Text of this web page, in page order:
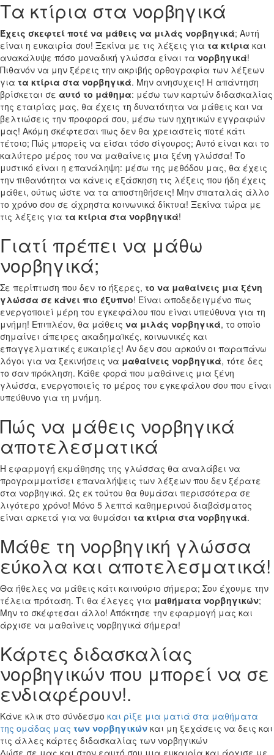
Τα κτίρια στα νορβηγικά
Έχεις σκεφτεί ποτέ να μάθεις να μιλάς νορβηγικά; Αυτή
είναι η ευκαιρία σου! Ξεκίνα με τις λέξεις για τα κτίρια και
ανακάλυψε πόσο μοναδική γλώσσα είναι τα νορβηγικά!
Πιθανόν να μην ξέρεις την ακριβής ορθογραφία των λέξεων
για τα κτίρια στα νορβηγικά. Μην ανησυχεις! Η απάντηση
βρίσκεται σε αυτό το μάθημα: μέσω των καρτών διδασκαλίας
της εταιρίας μας, θα έχεις τη δυνατότητα να μάθεις και να
βελτιώσεις την προφορά σου, μέσω των ηχητικών εγγραφών
μας! Ακόμη σκέφτεσαι πως δεν θα χρειαστείς ποτέ κάτι
τέτοιο; Πώς μπορείς να είσαι τόσο σίγουρος; Αυτό είναι και το
καλύτερο μέρος του να μαθαίνεις μια ξένη γλώσσα! Το
μυστικό είναι η επανάληψη: μέσω της μεθόδου μας, θα έχεις
την πιθανότητα να κάνεις εξάσκηση τις λέξεις που ήδη έχεις
μάθει, ούτως ώστε να τα αποστηθήσεις! Μην σπαταλάς άλλο
το χρόνο σου σε άχρηστα κοινωνικά δίκτυα! Ξεκίνα τώρα με
τις λέξεις για τα κτίρια στα νορβηγικά!
Γιατί πρέπει να μάθω
νορβηγικά;
Σε περίπτωση που δεν το ήξερες, το να μαθαίνεις μια ξένη
γλώσσα σε κάνει πιο έξυπνο! Είναι αποδεδειγμένο πως
ενεργοποιεί μέρη του εγκεφάλου που είναι υπεύθυνα για τη
μνήμη! Επιπλέον, θα μάθεις να μιλάς νορβηγικά, το οποίο
σημαίνει άπειρες ακαδημαϊκές, κοινωνικές και
επαγγελματικές ευκαιρίες! Αν δεν σου αρκούν οι παραπάνω
λόγοι για να ξεκινήσεις να μαθαίνεις νορβηγικά, τότε δες
το σαν πρόκληση. Κάθε φορά που μαθάινεις μια ξένη
γλώσσα, ενεργοποιείς το μέρος του εγκεφάλου σου που είναι
υπεύθυνο για τη μνήμη.
Πώς να μάθεις νορβηγικά
αποτελεσματικά
Η εφαρμογή εκμάθησης της γλώσσας θα αναλάβει να
προγραμματίσει επαναλήψεις των λέξεων που δεν ξέρατε
στα νορβηγικά. Ως εκ τούτου θα θυμάσαι περισσότερα σε
λιγότερο χρόνο! Μόνο 5 λεπτά καθημερινού διαβάσματος
είναι αρκετά για να θυμάσαι τα κτίρια στα νορβηγικά.
Μάθε τη νορβηγική γλώσσα
εύκολα και αποτελεσματικά!
Θα ήθελες να μάθεις κάτι καινούριο σήμερα; Σου έχουμε την
τέλεια πρόταση. Τι θα έλεγες για μαθήματα νορβηγικών;
Μην το σκέφτεσαι άλλο! Απόκτησε την εφαρμογή μας και
άρχισε να μαθαίνεις νορβηγικά σήμερα!
Κάρτες διδασκαλίας
νορβηγικών που μπορεί να σε
ενδιαφέρουν!.
Κάνε κλικ στο σύνδεσμο και ρίξε μια ματιά στα μαθήματα
της ομάδας μας των νορβηγικών και μη ξεχάσεις να δεις και
τις άλλες κάρτες διδασκαλίας των νορβηγικών
Δώσε σε μας και στον εαυτό σου μια ευκαιρία και άρχισε με